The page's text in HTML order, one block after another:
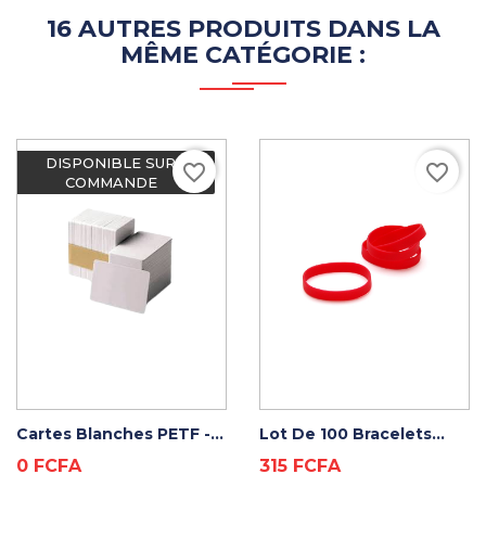
16 AUTRES PRODUITS DANS LA
MÊME CATÉGORIE :
DISPONIBLE SUR
COMMANDE
ADD TO CART
Cartes Blanches PETF -...
Prix
0 FCFA
favorite_border
ADD TO CART
Lot De 100 Bracelets...
Prix
315 FCFA
favorite_border